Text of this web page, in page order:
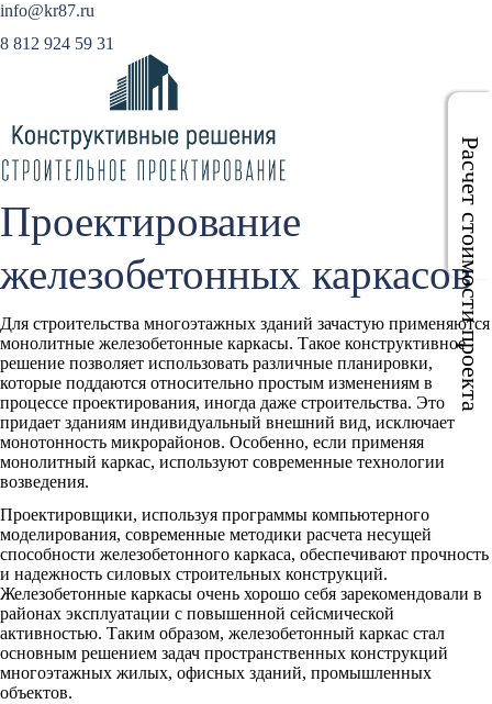
info@kr87.ru
8 812 924 59 31
Проектирование
железобетонных каркасов
Для строительства многоэтажных зданий зачастую применяются
монолитные железобетонные каркасы. Такое конструктивное
решение позволяет использовать различные планировки,
которые поддаются относительно простым изменениям в
процессе проектирования, иногда даже строительства. Это
придает зданиям индивидуальный внешний вид, исключает
монотонность микрорайонов. Особенно, если применяя
монолитный каркас, используют современные технологии
возведения.
Проектировщики, используя программы компьютерного
моделирования, современные методики расчета несущей
способности железобетонного каркаса, обеспечивают прочность
и надежность силовых строительных конструкций.
Железобетонные каркасы очень хорошо себя зарекомендовали в
районах эксплуатации с повышенной сейсмической
активностью. Таким образом, железобетонный каркас стал
основным решением задач пространственных конструкций
многоэтажных жилых, офисных зданий, промышленных
объектов.
Расчет стоимости проекта